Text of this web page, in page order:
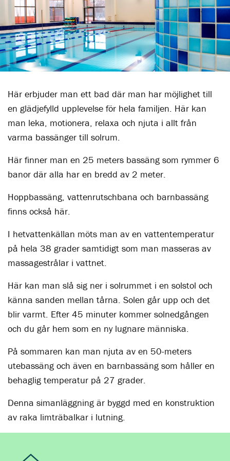
Här erbjuder man ett bad där man har möjlighet till
en glädjefylld upplevelse för hela familjen. Här kan
man leka, motionera, relaxa och njuta i allt från
varma bassänger till solrum.
Här finner man en 25 meters bassäng som rymmer 6
banor där alla har en bredd av 2 meter.
Hoppbassäng, vattenrutschbana och barnbassäng
finns också här.
I hetvattenkällan möts man av en vattentemperatur
på hela 38 grader samtidigt som man masseras av
massagestrålar i vattnet.
Här kan man slå sig ner i solrummet i en solstol och
känna sanden mellan tårna. Solen går upp och det
blir varmt. Efter 45 minuter kommer solnedgången
och du går hem som en ny lugnare människa.
På sommaren kan man njuta av en 50-meters
utebassäng och även en barnbassäng som håller en
behaglig temperatur på 27 grader.
Denna simanläggning är byggd med en konstruktion
av raka limträbalkar i lutning.